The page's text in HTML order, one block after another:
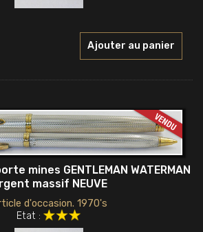
Ajouter au panier
mines GENTLEMAN WATERMAN
massif NEUVE
d'occasion. 1970's
Etat :